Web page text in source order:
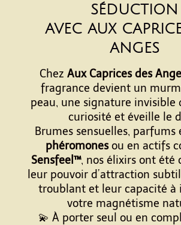
SÉDUCTION
AVEC AUX
ANGES
Chez Aux Caprices des
fragrance devient un
peau, une signature invisible
curiosité et éveille le
Brumes sensuelles, parfums
phéromonesou en actifs
Sensfeel™, nos élixirs ont été
leur pouvoir d’attraction
troublant et leur capacité à
votre magnétisme
💫 À porter seul ou en